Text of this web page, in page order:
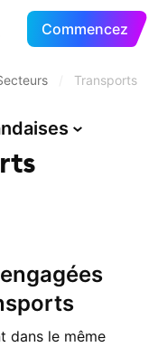
Commencez
Transports
dans le même